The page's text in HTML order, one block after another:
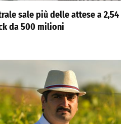
sale più delle attese a 2,54
da 500 milioni